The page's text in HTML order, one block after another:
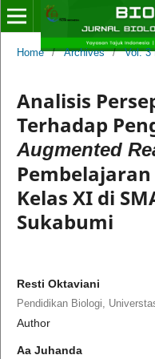
Home / Archives / Vol. 3
Analisis
Terhadap
Augmented
Kelas XI di
Sukabumi
Resti Oktaviani
Pendidikan Biologi,
Author
Aa Juhanda